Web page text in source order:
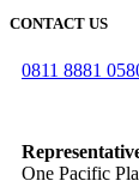
CONTACT US
0811 8881
One Pacific